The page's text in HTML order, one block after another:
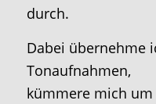
durch.
Dabei übernehme
Tonaufnahmen,
kümmere mich